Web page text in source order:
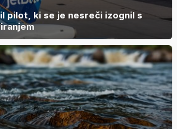
pilot, ki se je nesreči izognil s